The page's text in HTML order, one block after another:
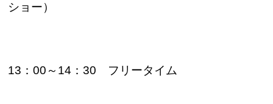
ショー）
13 ：00 ～ 14 ：30 フリータイム